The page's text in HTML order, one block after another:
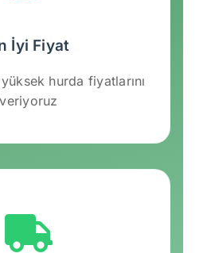
İyi Fiyat
hurda fiyatlarını
veriyoruz